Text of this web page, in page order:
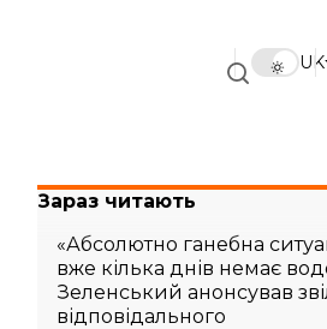
UK
Зараз читають
«Абсолютно ганебна
вже кілька днів немає
Зеленський анонсував
відповідального